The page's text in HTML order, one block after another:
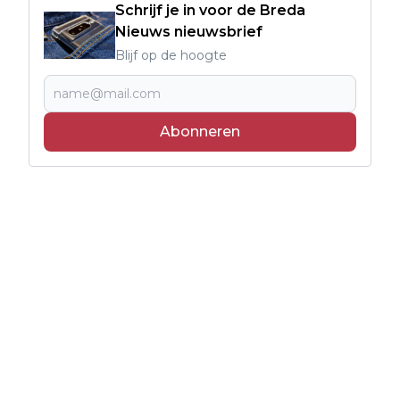
Schrijf je in voor de Breda
Nieuws nieuwsbrief
Blijf op de hoogte
Abonneren